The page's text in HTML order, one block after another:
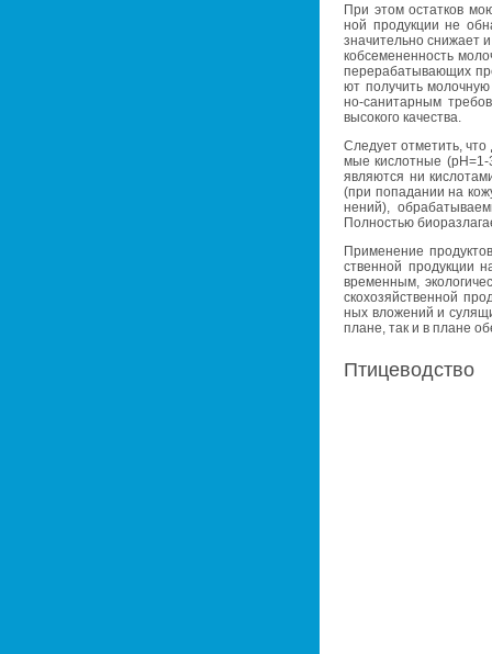
При этом остат­ков
ной про­дук­ции не
зна­чи­тель­но сни­жа­ет
кобсе­ме­нен­ность
пе­ре­ра­ба­ты­ва­ю­щих
ют по­лу­чить
но-са­ни­тар­ным
вы­со­ко­го ка­че­ства.
Сле­ду­ет от­ме­тить,
мые кис­лот­ные
яв­ля­ют­ся ни
(при по­па­да­нии на
не­ний),
Пол­но­стью
При­ме­не­ние
ствен­ной про­дук­ции
вре­мен­ным,
ско­хо­зяй­ствен­ной
ных вло­же­ний и
плане, так и в плане
Пти­це­вод­ство